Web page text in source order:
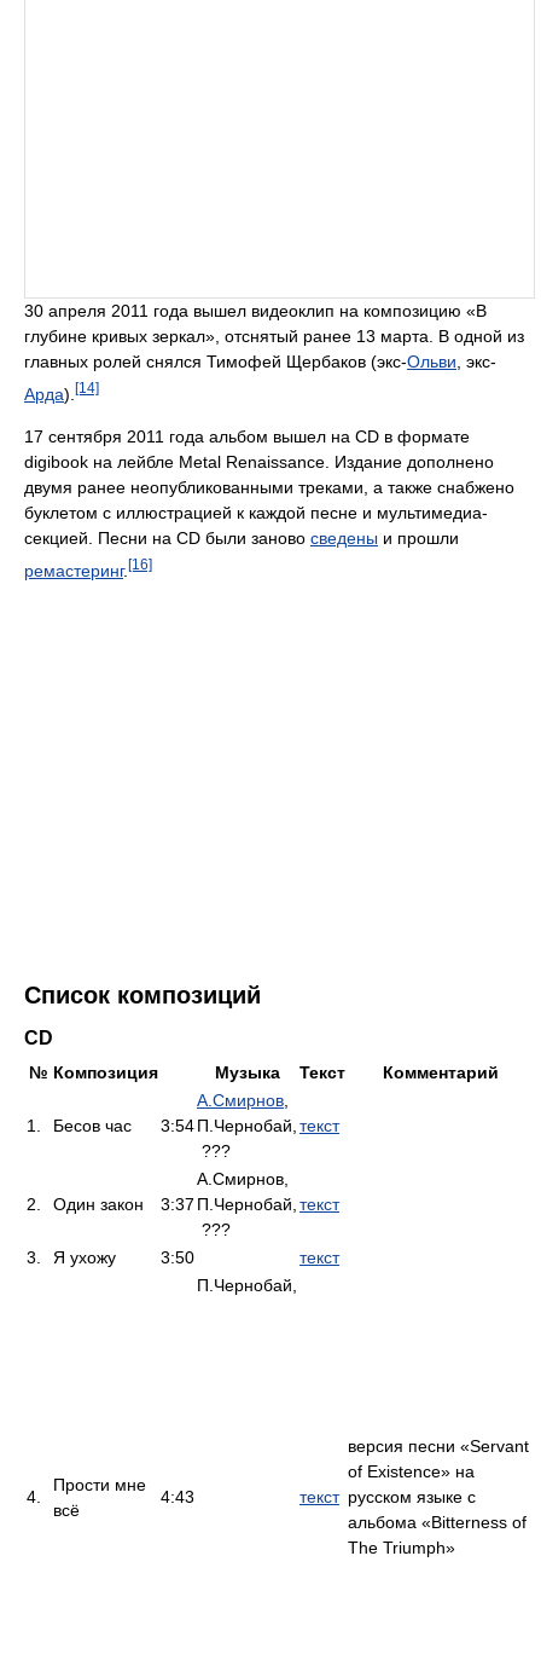
30 апреля 2011 года вышел видеоклип на композицию «В
глубине кривых зеркал», отснятый ранее 13 марта. В одной из
главных ролей снялся Тимофей Щербаков (экс-Ольви , экс-
Арда). [14]
17 сентября 2011 года альбом вышел на CD в формате
digibook на лейбле Metal Renaissance. Издание дополнено
двумя ранее неопубликованными треками, а также снабжено
буклетом с иллюстрацией к каждой песне и мультимедиа-
секцией. Песни на CD были заново сведены и прошли
ремастеринг. [16]
Список композиций
CD
№ Композиция Музыка Текст Комментарий
1. Бесов час 3:54
А.Смирнов
П.Чернобай,
???
текст
2. Один закон 3:37
А.Смирнов,
П.Чернобай,
???
текст
3. Я ухожу 3:50 текст
4.
Прости мне
всё
4:43
П.Чернобай,
текст
версия песни «Servant
of Existence» на
русском языке с
альбома «Bitterness of
The Triumph»